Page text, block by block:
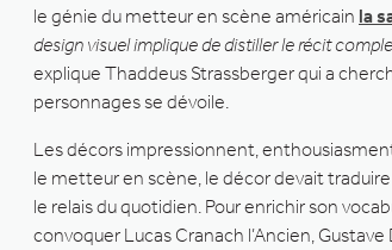
le génie du metteur en scène américain la
design visuel implique de distiller le récit
explique Thaddeus Strassberger qui a
personnages se dévoile.
Les décors impressionnent,
le metteur en scène, le décor devait
le relais du quotidien. Pour enrichir son
convoquer Lucas Cranach l’Ancien,